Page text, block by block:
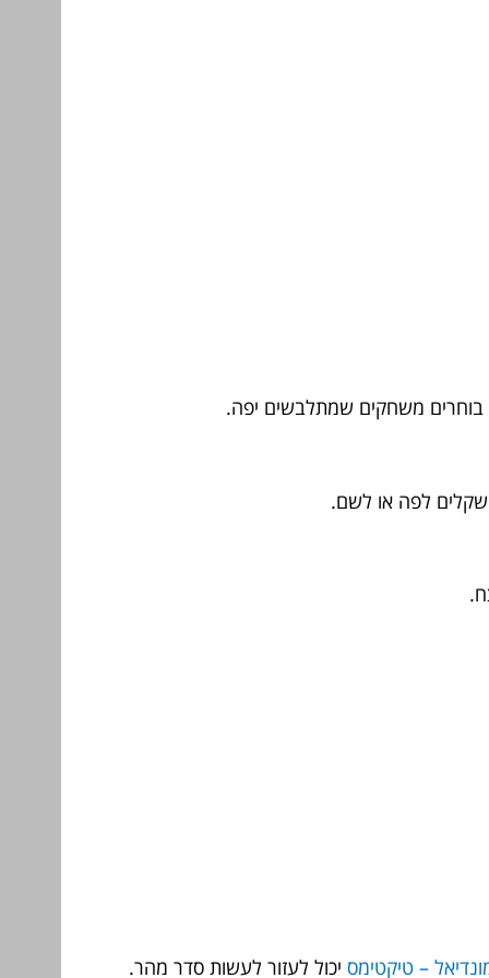
בוחרים משחקים שמתלבשים יפה.
שקלים לפה או לשם.
– טיקטימס יכול לעזור לעשות סדר מהר.